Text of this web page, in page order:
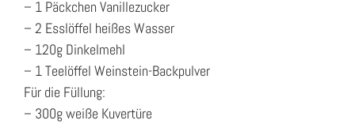
– 1 Päckchen Vanillezucker
– 2 Esslöffel heißes Wasser
– 120g Dinkelmehl
– 1 Teelöffel Weinstein-Backpulver
Für die Füllung:
– 300g weiße Kuvertüre